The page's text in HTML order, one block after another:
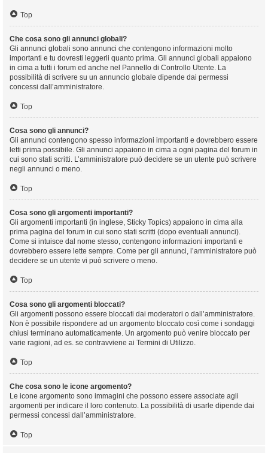
Top
Che cosa sono gli annunci globali?
Gli annunci globali sono annunci che contengono informazioni molto
importanti e tu dovresti leggerli quanto prima. Gli annunci globali appaiono
in cima a tutti i forum ed anche nel Pannello di Controllo Utente. La
possibilità di scrivere su un annuncio globale dipende dai permessi
concessi dall’amministratore.
Top
Cosa sono gli annunci?
Gli annunci contengono spesso informazioni importanti e dovrebbero essere
letti prima possibile. Gli annunci appaiono in cima a ogni pagina del forum in
cui sono stati scritti. L’amministratore può decidere se un utente può scrivere
negli annunci o meno.
Top
Cosa sono gli argomenti importanti?
Gli argomenti importanti (in inglese, Sticky Topics) appaiono in cima alla
prima pagina del forum in cui sono stati scritti (dopo eventuali annunci).
Come si intuisce dal nome stesso, contengono informazioni importanti e
dovrebbero essere lette sempre. Come per gli annunci, l’amministratore può
decidere se un utente vi può scrivere o meno.
Top
Cosa sono gli argomenti bloccati?
Gli argomenti possono essere bloccati dai moderatori o dall’amministratore.
Non è possibile rispondere ad un argomento bloccato così come i sondaggi
chiusi terminano automaticamente. Un argomento può venire bloccato per
varie ragioni, ad es. se contravviene ai Termini di Utilizzo.
Top
Che cosa sono le icone argomento?
Le icone argomento sono immagini che possono essere associate agli
argomenti per indicare il loro contenuto. La possibilità di usarle dipende dai
permessi concessi dall’amministratore.
Top